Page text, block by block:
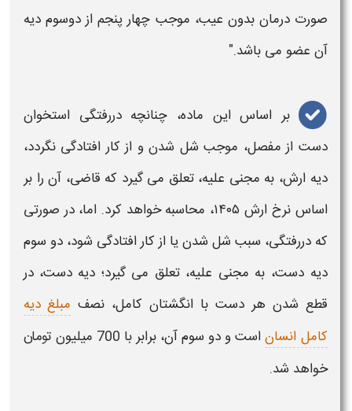
صورت درمان بدون عیب، موجب چهار پنجم از دوسوم دیه
آن عضو می‌ باشد."
بر اساس این ماده، چنانچه دررفتگی استخوان
دست از مفصل، موجب شل شدن و از کار افتادگی نگردد،
دیه ارش، به مجنی علیه، تعلق می گیرد که قاضی، آن را بر
اساس نرخ ارش ۱۴۰۵
، محاسبه خواهد کرد. اما، در صورتی
که دررفتگی، سبب شل شدن یا از کار افتادگی شود، دو سوم
دیه دست، به مجنی علیه، تعلق می گیرد؛ دیه دست، در
قطع شدن هر دست با انگشتان کامل، نصف مبلغ دیه
کامل انسان
است و دو سوم آن، برابر با 700 میلیون تومان
خواهد شد.